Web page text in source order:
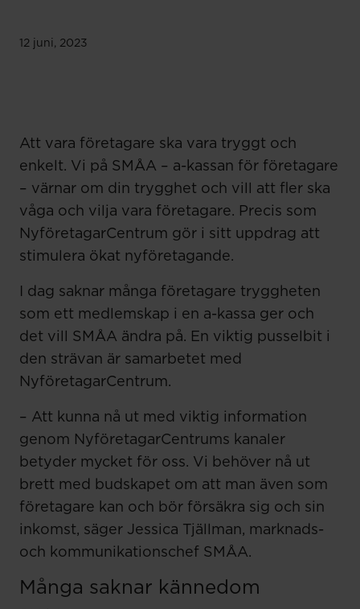
12 juni, 2023
Att vara företagare ska vara tryggt och
enkelt. Vi på SMÅA – a-kassan för företagare
– värnar om din trygghet och vill att fler ska
våga och vilja vara företagare. Precis som
NyföretagarCentrum gör i sitt uppdrag att
stimulera ökat nyföretagande.
I dag saknar många företagare tryggheten
som ett medlemskap i en a-kassa ger och
det vill SMÅA ändra på. En viktig pusselbit i
den strävan är samarbetet med
NyföretagarCentrum.
– Att kunna nå ut med viktig information
genom NyföretagarCentrums kanaler
betyder mycket för oss. Vi behöver nå ut
brett med budskapet om att man även som
företagare kan och bör försäkra sig och sin
inkomst, säger Jessica Tjällman, marknads-
och kommunikationschef SMÅA.
Många saknar kännedom